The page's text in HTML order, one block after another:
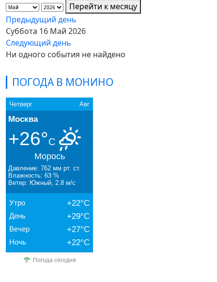
ПОГОДА В МОНИНО
Четверг Авг
Москва
+26°C
Морось
Давление: 762 мм рт. ст.
Влажность: 63 %
Ветер: Южный, 2.8 м/с
Утро +22°C
День +29°C
Вечер +27°C
Ночь +22°C
Погода сегодня
Перейти к месяцу
Предыдущий день
Суббота 16 Май 2026
Следующий день
Ни одного события не найдено